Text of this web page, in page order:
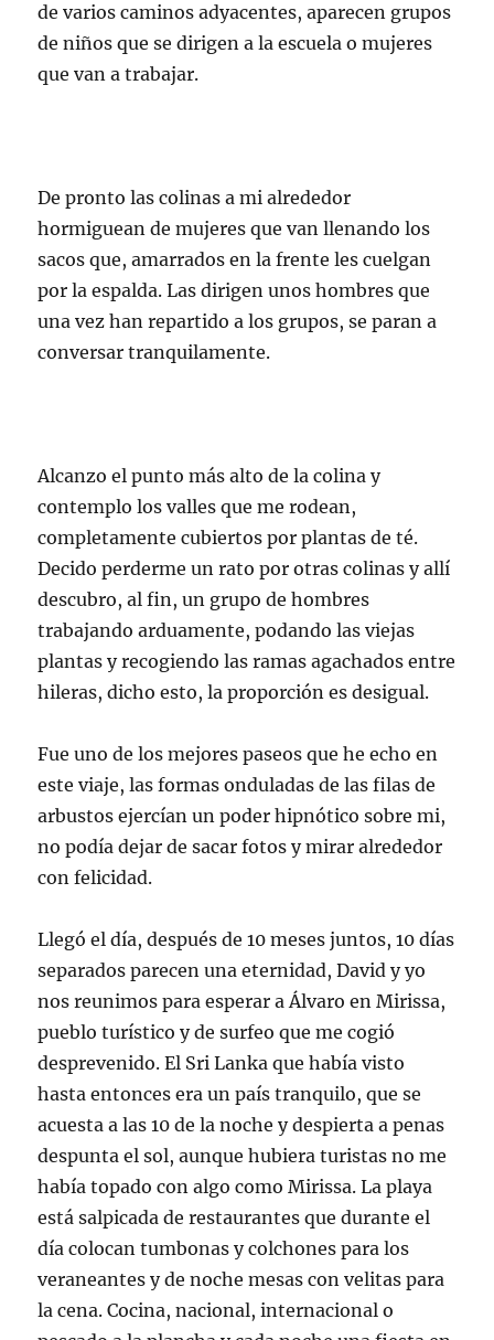
de varios caminos adyacentes, aparecen grupos
de niños que se dirigen a la escuela o mujeres
que van a trabajar.
De pronto las colinas a mi alrededor
hormiguean de mujeres que van llenando los
sacos que, amarrados en la frente les cuelgan
por la espalda. Las dirigen unos hombres que
una vez han repartido a los grupos, se paran a
conversar tranquilamente.
Alcanzo el punto más alto de la colina y
contemplo los valles que me rodean,
completamente cubiertos por plantas de té.
Decido perderme un rato por otras colinas y allí
descubro, al fin, un grupo de hombres
trabajando arduamente, podando las viejas
plantas y recogiendo las ramas agachados entre
hileras, dicho esto, la proporción es desigual.
Fue uno de los mejores paseos que he echo en
este viaje, las formas onduladas de las filas de
arbustos ejercían un poder hipnótico sobre mi,
no podía dejar de sacar fotos y mirar alrededor
con felicidad.
Llegó el día, después de 10 meses juntos, 10 días
separados parecen una eternidad, David y yo
nos reunimos para esperar a Álvaro en Mirissa,
pueblo turístico y de surfeo que me cogió
desprevenido. El Sri Lanka que había visto
hasta entonces era un país tranquilo, que se
acuesta a las 10 de la noche y despierta a penas
despunta el sol, aunque hubiera turistas no me
había topado con algo como Mirissa. La playa
está salpicada de restaurantes que durante el
día colocan tumbonas y colchones para los
veraneantes y de noche mesas con velitas para
la cena. Cocina, nacional, internacional o